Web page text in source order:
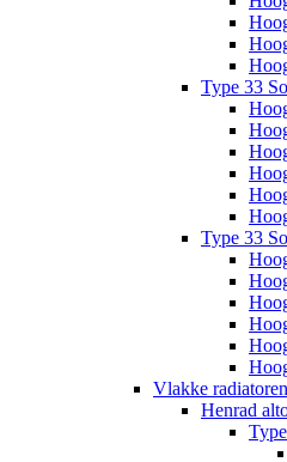
Type 33
Type 33
Vlakke radiatoren
Henrad